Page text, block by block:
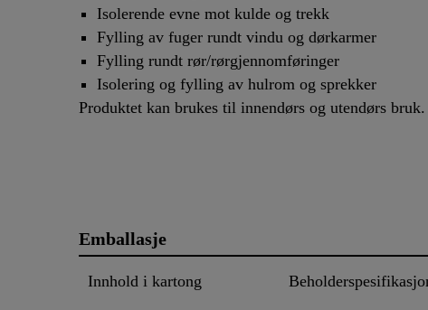
Isolerende evne mot kulde og trekk
Fylling av fuger rundt vindu og dørkarmer
Fylling rundt rør/rørgjennomføringer
Isolering og fylling av hulrom og sprekker
Produktet kan brukes til innendørs og utendørs bruk.
Emballasje
Innhold i kartong